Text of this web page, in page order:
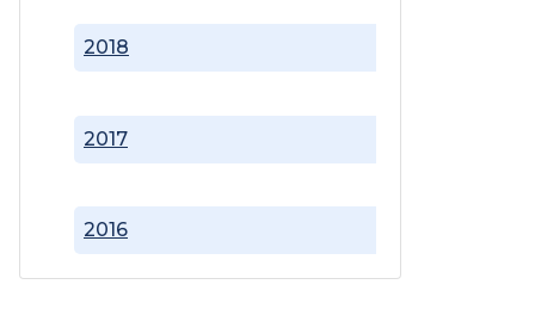
2016
2017
2018